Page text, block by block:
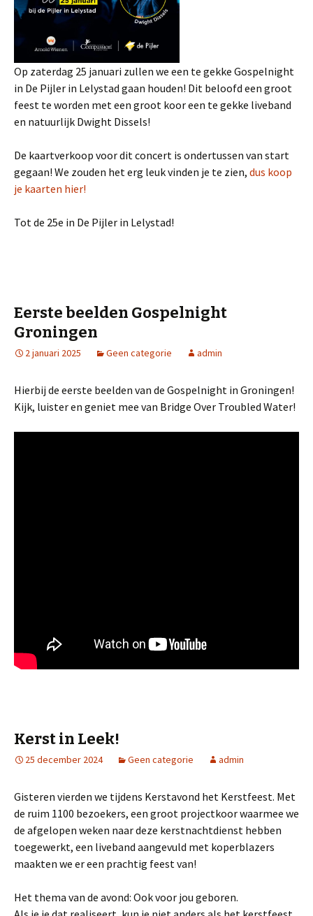
Op zaterdag 25 januari zullen we een te gekke Gospelnight
in De Pijler in Lelystad gaan houden! Dit beloofd een groot
feest te worden met een groot koor een te gekke liveband
en natuurlijk Dwight Dissels!
De kaartverkoop voor dit concert is ondertussen van start
gegaan! We zouden het erg leuk vinden je te zien, dus koop
je kaarten hier!
Tot de 25e in De Pijler in Lelystad!
Eerste beelden Gospelnight
Groningen
2 januari 2025 Geen categorie admin
Hierbij de eerste beelden van de Gospelnight in Groningen!
Kijk, luister en geniet mee van Bridge Over Troubled Water!
Kerst in Leek!
25 december 2024 Geen categorie admin
Gisteren vierden we tijdens Kerstavond het Kerstfeest. Met
de ruim 1100 bezoekers, een groot projectkoor waarmee we
de afgelopen weken naar deze kerstnachtdienst hebben
toegewerkt, een liveband aangevuld met koperblazers
maakten we er een prachtig feest van!
Het thema van de avond: Ook voor jou geboren.